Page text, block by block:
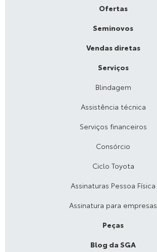
Ofertas
Seminovos
Vendas diretas
Serviços
Blindagem
Assistência técnica
Serviços financeiros
Consórcio
Ciclo Toyota
Assinaturas Pessoa Física
Assinatura para empresas
Peças
Blog da SGA